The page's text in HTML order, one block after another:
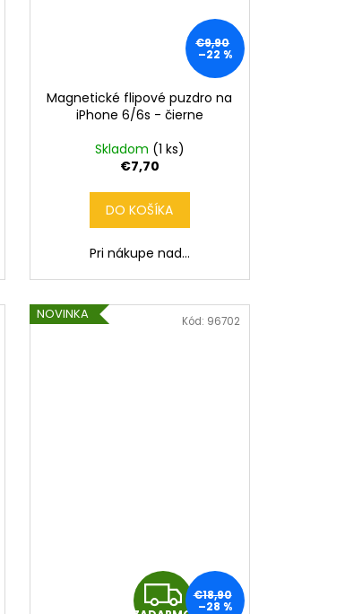
€9,90
–22 %
Magnetické flipové puzdro na
iPhone 6/6s - čierne
Skladom (1 ks)
€7,70
DO KOŠÍKA
Pri nákupe nad...
NOVINKA
Z€18,90
–28 %
Kód: 96702